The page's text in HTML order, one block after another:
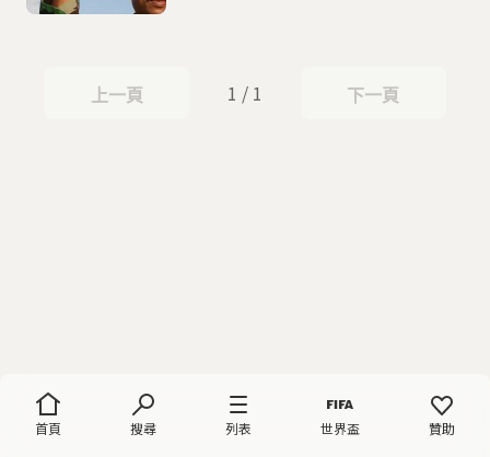
首頁 搜尋 列表 世界盃 贊助
上一頁
上一頁 1 / 1 下一頁
下一頁